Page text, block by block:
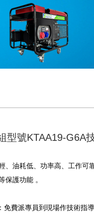
型號KTAA19-G6A
油耗低、功率高、工作可
保護功能 。
費派專員到現場作技術指